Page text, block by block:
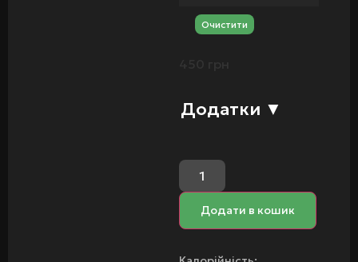
Очистити
Додатки ▼
Додати в кошик